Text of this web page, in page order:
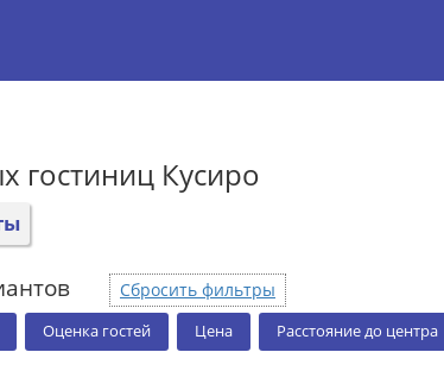
гостиниц Кусиро
Сбросить фильтры
Оценка гостей Цена Расстояние до центра